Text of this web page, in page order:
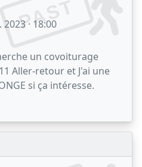
PAST
· 18:00
un covoiturage
Aller-retour et J'ai une
si ça intéresse.